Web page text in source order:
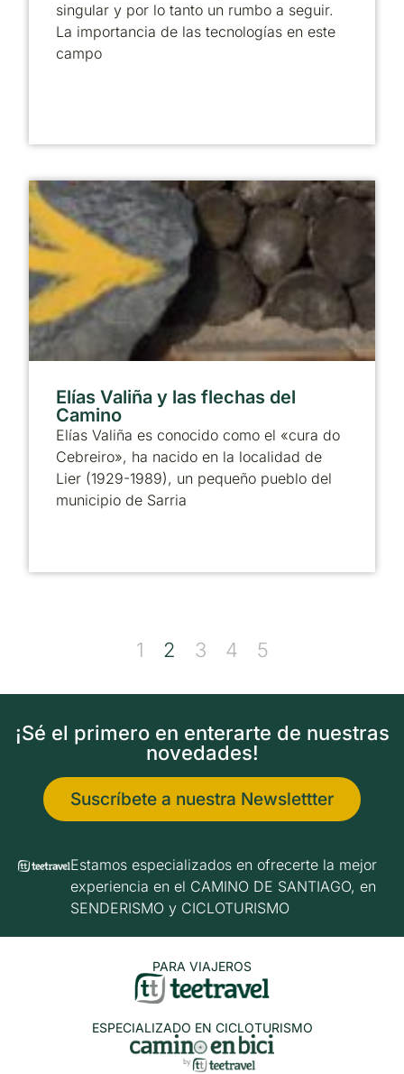
singular y por lo tanto un rumbo a seguir.
La importancia de las tecnologías en este
campo
Elías Valiña y las flechas del
Camino
Elías Valiña es conocido como el «cura do
Cebreiro», ha nacido en la localidad de
Lier (1929-1989), un pequeño pueblo del
municipio de Sarria
1 2 3 4 5
¡Sé el primero en enterarte de nuestras
novedades!
Suscríbete a nuestra Newslettter
Estamos especializados en ofrecerte la mejor
experiencia en el CAMINO DE SANTIAGO, en
SENDERISMO y CICLOTURISMO
PARA VIAJEROS
ESPECIALIZADO EN CICLOTURISMO